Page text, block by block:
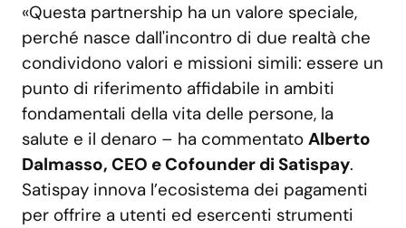
«Questa partnership ha un valore speciale,
perché nasce dall'incontro di due realtà che
condividono valori e missioni simili: essere un
punto di riferimento affidabile in ambiti
fondamentali della vita delle persone, la
salute e il denaro – ha commentato Alberto
Dalmasso, CEO e Cofounder di Satispay.
Satispay innova l’ecosistema dei pagamenti
per offrire a utenti ed esercenti strumenti